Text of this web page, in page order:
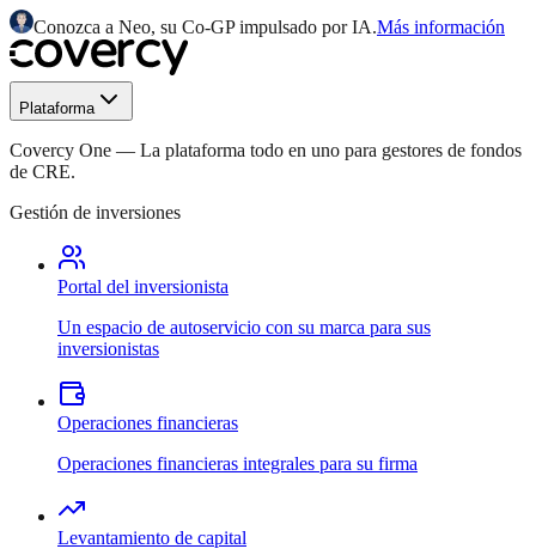
Conozca a Neo, su Co-GP impulsado por IA.Más información
Plataforma
Covercy One — La plataforma todo en uno para gestores de fondos
de CRE.
Gestión de inversiones
Portal del inversionista
Un espacio de autoservicio con su marca para sus
inversionistas
Operaciones financieras
Operaciones financieras integrales para su firma
Levantamiento de capital